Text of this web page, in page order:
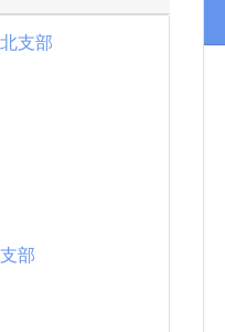
支部
部